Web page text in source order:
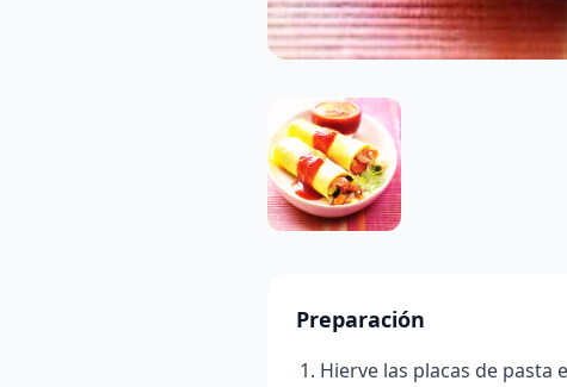
Preparación
Hierve las placas de pasta